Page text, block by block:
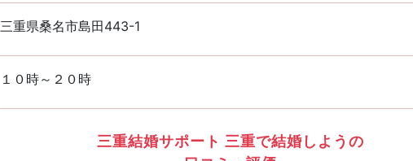
三重県桑名市島田443-1
１０時～２０時
三重結婚サポート 三重で結婚しようの